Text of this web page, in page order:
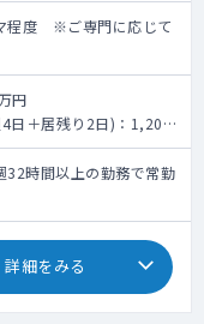
程度 ※ご専門に応じて
MAX30床
円
日＋居残り2日)：1,200
万円～
ボリューム、早出・居
て検討
時間以上の勤務で常勤
詳細をみる